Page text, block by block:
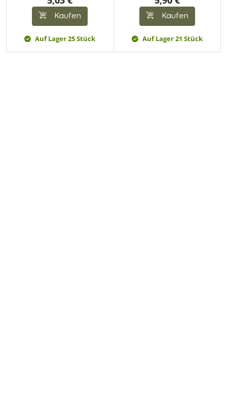
Kaufen
Auf Lager 25 Stück
Kaufen
Auf Lager 21 Stück